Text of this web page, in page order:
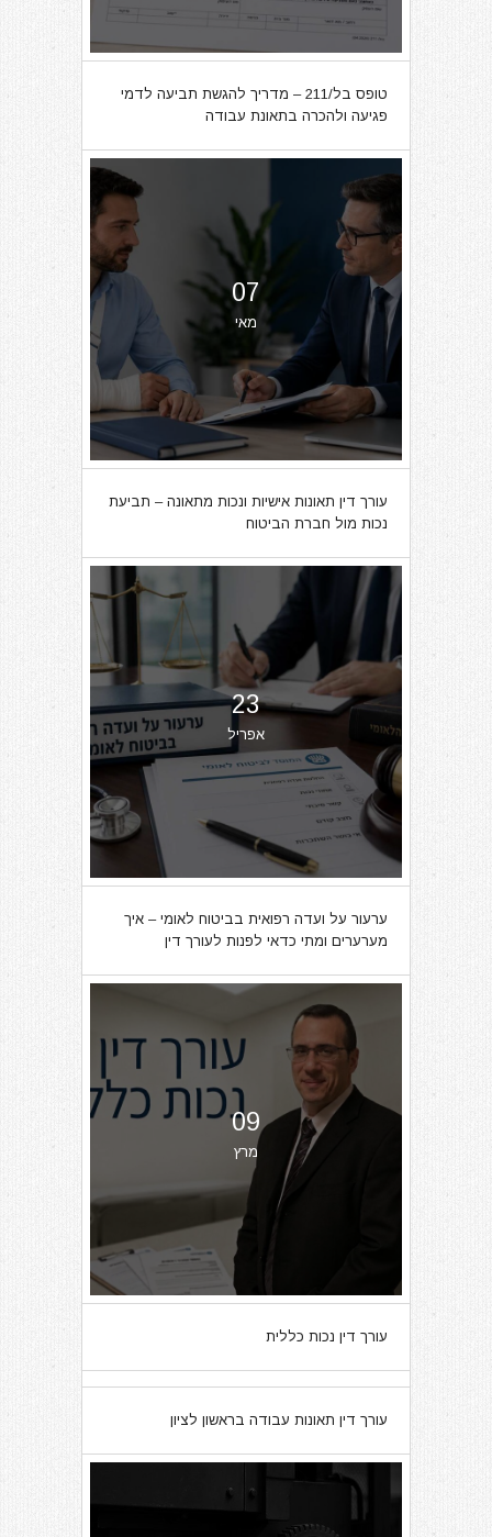
טופס בל/211 – מדריך להגשת תביעה לדמי
פגיעה ולהכרה בתאונת עבודה
07
מאי
עורך דין תאונות אישיות ונכות מתאונה – תביעת
נכות מול חברת הביטוח
23
אפריל
ערעור על ועדה רפואית בביטוח לאומי – איך
מערערים ומתי כדאי לפנות לעורך דין
09
מרץ
עורך דין נכות כללית
07
מרץ
עורך דין תאונות עבודה בראשון לציון